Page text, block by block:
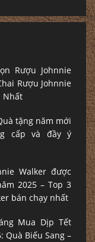
Rượu Johnnie
Rượu Johnnie
Nhất
tặng năm mới
cấp và đầy ý
Walker được
2025 – Top 3
bán chạy nhất
Mua Dịp Tết
Quà Biếu Sang –